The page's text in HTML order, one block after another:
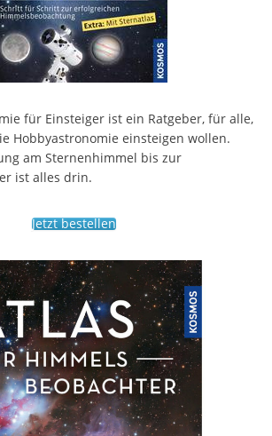
für Einsteiger ist ein Ratgeber, für alle,
Hobbyastronomie einsteigen wollen.
am Sternenhimmel bis zur
ist alles drin.
Jetzt bestellen